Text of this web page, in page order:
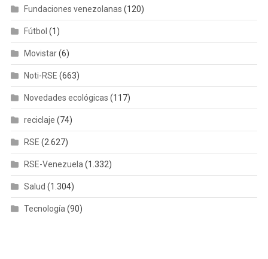
Fundaciones venezolanas (120)
Fútbol (1)
Movistar(6)
Noti-RSE (663)
Novedades ecológicas (117)
reciclaje (74)
RSE (2.627)
RSE-Venezuela (1.332)
Salud (1.304)
Tecnología (90)